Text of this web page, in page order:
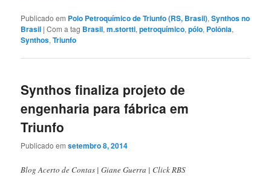
Publicado em Polo Petroquímico de Triunfo (RS, Brasil),Synthos no
Brasil |Com a tag Brasil,m.stortti,petroquímico,pólo, Polônia,
Synthos,Triunfo
Synthos finaliza projeto de
engenharia para fábrica em
Triunfo
Publicado emsetembro 8, 2014
Blog Acerto de Contas | Giane Guerra | Click RBS